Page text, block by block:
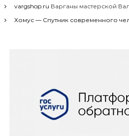
vargshop.ru Варганы мастерской
Хомус — Спутник современного